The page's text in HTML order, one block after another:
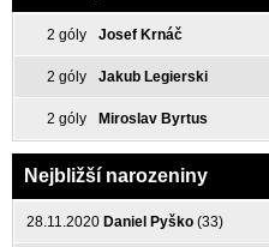
2 góly Josef Krnáč
2 góly Jakub Legierski
2 góly Miroslav Byrtus
Nejbližší narozeniny
28.11.2020 Daniel Pyško (33)